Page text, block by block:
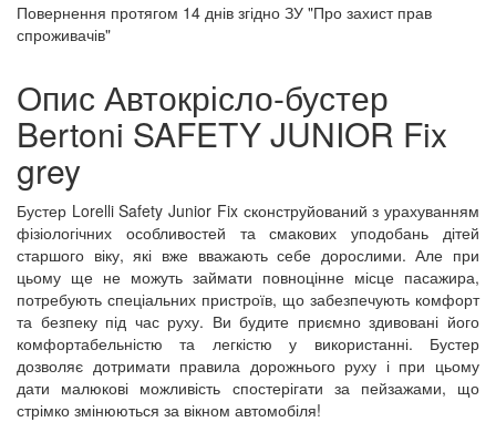
Повернення протягом 14 днів згідно ЗУ "Про захист прав
спроживачів"
Опис Автокрісло-бустер
Bertoni SAFETY JUNIOR Fix
grey
Бустер Lorelli Safety Junior Fix сконструйований з урахуванням
фізіологічних особливостей та смакових уподобань дітей
старшого віку, які вже вважають себе дорослими. Але при
цьому ще не можуть займати повноцінне місце пасажира,
потребують спеціальних пристроїв, що забезпечують комфорт
та безпеку під час руху. Ви будите приємно здивовані його
комфортабельністю та легкістю у використанні. Бустер
дозволяє дотримати правила дорожнього руху і при цьому
дати малюкові можливість спостерігати за пейзажами, що
стрімко змінюються за вікном автомобіля!